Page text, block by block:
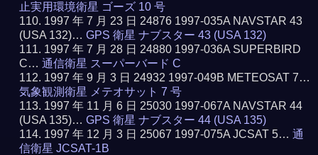
止実用環境衛星 ゴーズ 10 号
1997 年 7 月 23 日 24876 1997-035A NAVSTAR 43
(USA 132)…GPS 衛星 ナブスター 43 (USA 132)
1997 年 7 月 28 日 24880 1997-036A SUPERBIRD
C…通信衛星 スーパーバード C
1997 年 9 月 3 日 24932 1997-049B METEOSAT 7…
気象観測衛星 メテオサット 7 号
1997 年 11 月 6 日 25030 1997-067A NAVSTAR 44
(USA 135)…GPS 衛星 ナブスター 44 (USA 135)
1997 年 12 月 3 日 25067 1997-075A JCSAT 5…通
信衛星 JCSAT-1B